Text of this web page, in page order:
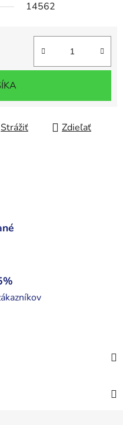
14562
Strážiť Zdieľať